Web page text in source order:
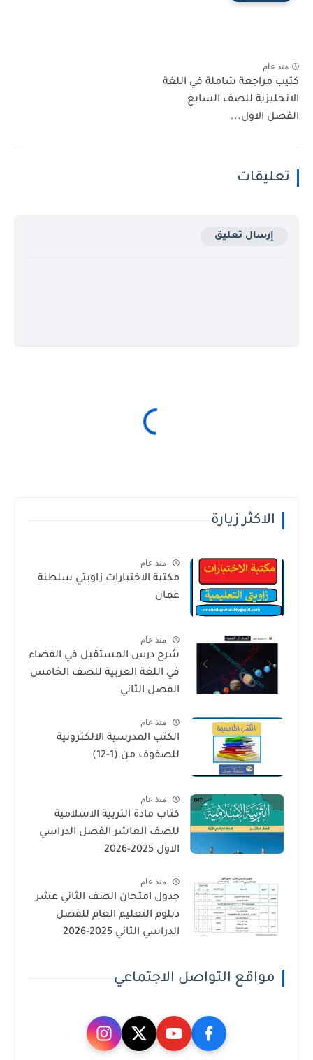
منذ عام
كتيب مراجعة شاملة في اللغة
الانجليزية للصف السابع
الفصل الاول...
تعليقات
إرسال تعليق
الاكثر زيارة
منذ عام
مكتبة الاختبارات زاويتي سلطنة
عمان
منذ عام
شرح درس المستقبل في الفضاء
في اللغة العربية للصف الخامس
الفصل الثاني
منذ عام
الكتب المدرسية الالكترونية
للصفوف من (1-12)
منذ عام
كتاب مادة التربية الاسلامية
للصف العاشر الفصل الدراسي
الاول 2025-2026
منذ عام
جدول امتحان الصف الثاني عشر
دبلوم التعليم العام للفصل
الدراسي الثاني 2025-2026
مواقع التواصل الاجتماعي